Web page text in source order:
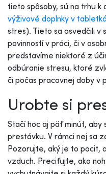
tieto spôsoby, sú na trhu k
výživové doplnky v
stres). Tieto sa osvedčili v
povinností v práci, či v
predstavíme niektoré z
odbúranie stresu, ktoré
či počas pracovnej doby v
Urobte si
Stačí hoc aj päť minút, aby
prestávku. V rámci nej sa
Pozorujte, aký je to pocit,
vzduch. Preciťujte, ako